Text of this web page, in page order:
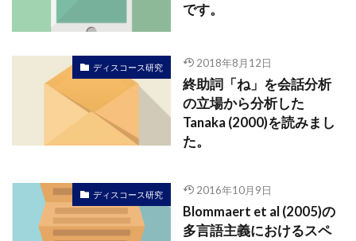
です。
ディスコース研究 2018年8月12日
終助詞「ね」を会話分析
の立場から分析した
Tanaka (2000)を読みまし
た。
ディスコース研究 2016年10月9日
Blommaert et al (2005)の
多言語主義におけるスペ